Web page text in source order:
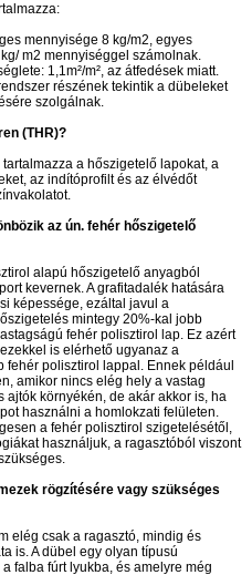
mennyisége 8 kg/m2, egyes
m2 mennyiséggel számolnak.
1,1m²/m², az átfedések miatt.
részének tekintik a dübeleket
szolgálnak.
(THR)?
a hőszigetelő lapokat, a
az indítóprofilt és az élvédőt
az ún. fehér hőszigetelő
alapú hőszigetelő anyagból
kevernek. A grafitadalék hatására
képessége, ezáltal javul a
mintegy 20%-kal jobb
fehér polisztirol lap. Ez azért
is elérhető ugyanaz a
fehér polisztirol lappal. Ennek például
amikor nincs elég hely a vastag
környékén, de akár akkor is, ha
használni a homlokzati felületen.
a fehér polisztirol szigetelésétől,
használjuk, a ragasztóból viszont
rögzítésére vagy szükséges
elég csak a ragasztó, mindig és
is. A dübel egy olyan típusú
falba fúrt lyukba, és amelyre még